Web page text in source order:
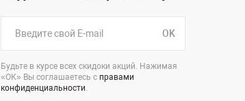
OK
Будьте в курсе всех скидоки акций. Нажимая
«ОК» Вы соглашаетесь с правами
конфиденциальности.